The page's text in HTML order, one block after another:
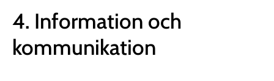
4. Information och
kommunikation